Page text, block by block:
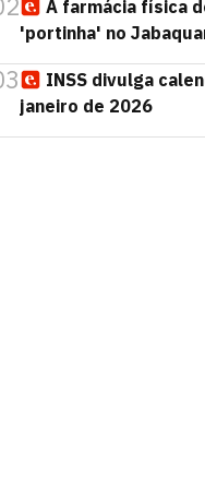
A farmácia física
'portinha' no
INSS divulga
janeiro de 2026